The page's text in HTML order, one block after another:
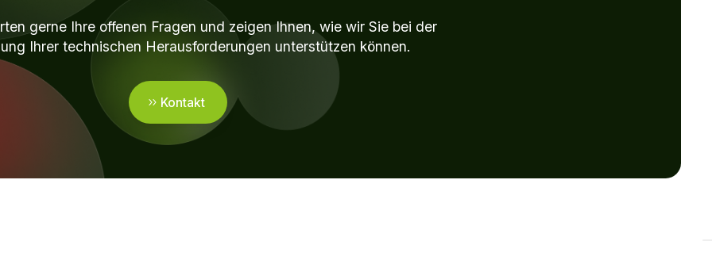
gerne Ihre offenen Fragen und zeigen Ihnen, wie wir Sie bei der
Ihrer technischen Herausforderungen unterstützen können.
Kontakt